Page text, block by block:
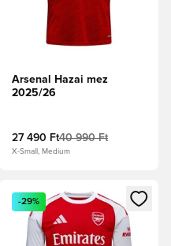
Arsenal Hazai mez
2025/26
27 490 Ft40 990 Ft
X-Small, Medium
vagy a tagként
Megnyit egy modált a
-29%